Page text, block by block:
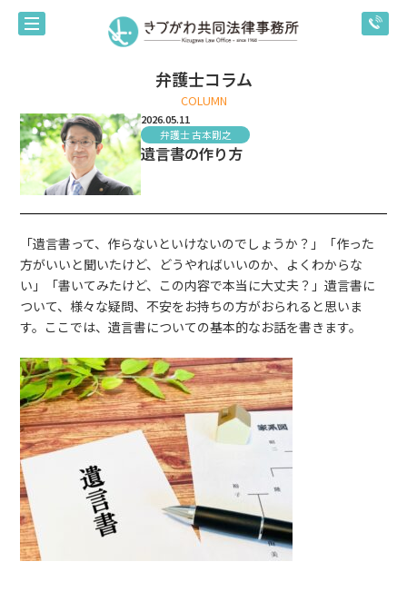
弁護士コラム
COLUMN
2026.05.11
弁護士 古本剛之
遺言書の作り方
「遺言書って、作らないといけないのでしょうか？」「作った
方がいいと聞いたけど、どうやればいいのか、よくわからな
い」「書いてみたけど、この内容で本当に大丈夫？」遺言書に
ついて、様々な疑問、不安をお持ちの方がおられると思いま
す。ここでは、遺言書についての基本的なお話を書きます。